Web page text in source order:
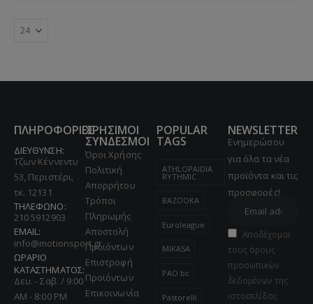
ΠΛΗΡΟΦΟΡΙΕΣ
ΔΙΕΥΘΥΝΣΗ:
Τζων Κέννεντυ
53, Περιστέρι,
τκ. 12131
ΤΗΛΕΦΩΝΟ:
210 5912903
EMAIL:
info@motionsport.gr
ΩΡΑΡΙΟ
ΚΑΤΑΣΤΗΜΑΤΟΣ:
Δευ. - Σαβ. / 9:00
AM - 8:00 PM
ΧΡΗΣΙΜΟΙ
ΣΥΝΔΕΣΜΟΙ
Όροι Χρήσης
Πολιτική
Απορρήτου
Τρόποι
Πληρωμής
Αποστολή
Προϊόντων
Επιστροφή
Προϊόντων
Επικοινωνία
POPULAR
TAGS
ATHLOPAIDIA
RYTHMIC
BAZOOKA
Euroleague
MIKASA
PAO bc
Pastorelli
NEWSLETTER
Ενημερώσου
για όλα τα νέα
προϊόντα και τις
προσφορές!
Αποδέχομαι
τους όρους
προσωπικών
δεδομένων της
ιστοσελίδας